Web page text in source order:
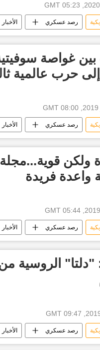
رصد عسكري الأخبار
غواصة
حرب عالمية
رصد عسكري الأخبار
ولكن
واعدة فريدة
رصد عسكري الأخبار
الأمريكية
"دلتا" الروسية
رصد عسكري الأخبار